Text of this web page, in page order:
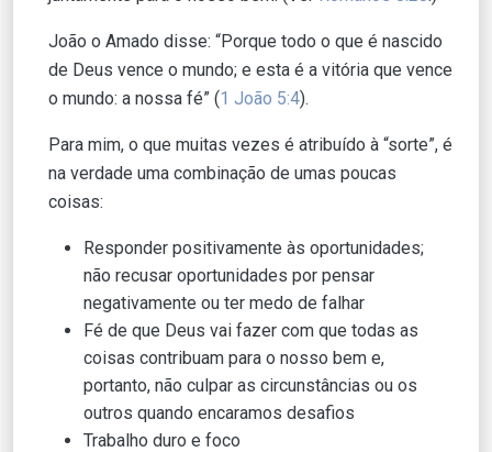
João o Amado disse: “Porque todo o que é nascido
de Deus vence o mundo; e esta é a vitória que vence
o mundo: a nossa fé” (1 João 5:4).
Para mim, o que muitas vezes é atribuído à “sorte”, é
na verdade uma combinação de umas poucas
coisas:
Responder positivamente às oportunidades;
não recusar oportunidades por pensar
negativamente ou ter medo de falhar
Fé de que Deus vai fazer com que todas as
coisas contribuam para o nosso bem e,
portanto, não culpar as circunstâncias ou os
outros quando encaramos desafios
Trabalho duro e foco